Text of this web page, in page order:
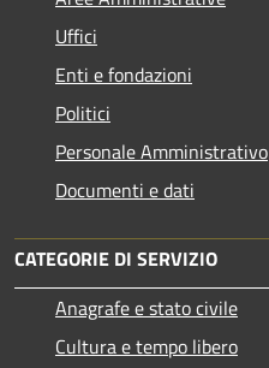
Uffici
Enti e fondazioni
Politici
Personale Amministrativo
Documenti e dati
CATEGORIE DI SERVIZIO
Anagrafe e stato civile
Cultura e tempo libero